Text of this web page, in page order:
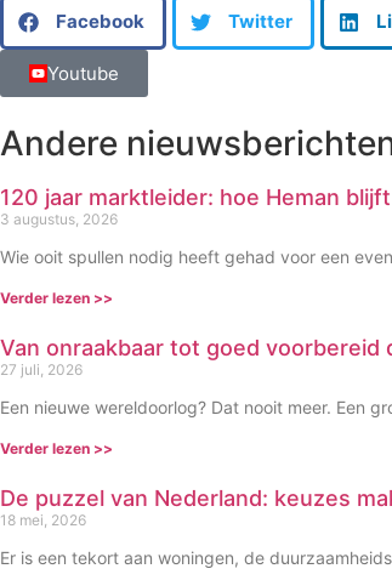
Facebook Twitter
Youtube
Andere
120 jaar marktleider: hoe Heman
3 augustus, 2026
Wie ooit spullen nodig heeft gehad voor een
Verder lezen >>
Van onraakbaar tot goed voorbereid
27 juli, 2026
Een nieuwe wereldoorlog? Dat nooit meer. Een
Verder lezen >>
De puzzel van Nederland: keuzes
18 mei, 2026
Er is een tekort aan woningen, de